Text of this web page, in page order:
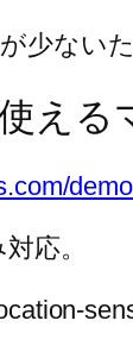
少ないた
える
応。